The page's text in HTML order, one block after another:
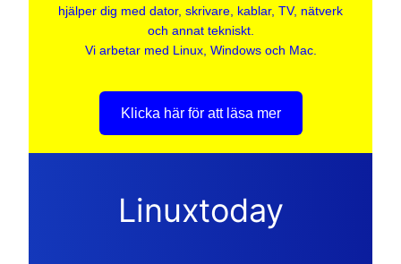
hjälper dig med dator, skrivare, kablar, TV, nätverk
och annat tekniskt.
Vi arbetar med Linux, Windows och Mac.
Klicka här för att läsa mer
Linuxtoday